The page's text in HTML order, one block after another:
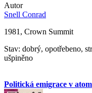
Autor
Snell Conrad
1981, Crown Summit
Stav: dobrý, opotřebeno,
ušpiněno
Politická emigrace v